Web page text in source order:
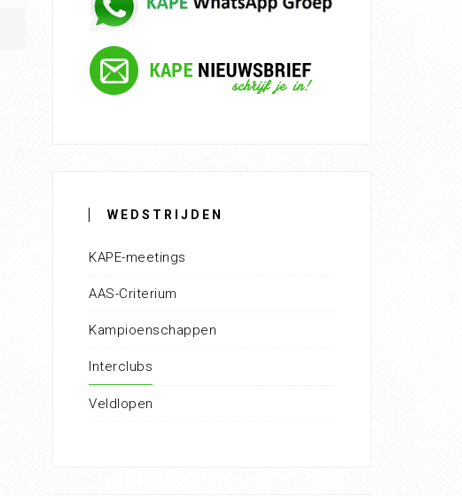
WEDSTRIJDEN
KAPE-meetings
AAS-Criterium
Kampioenschappen
Interclubs
Veldlopen